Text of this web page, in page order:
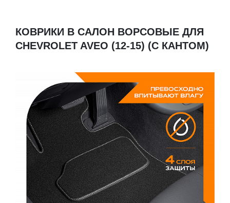
КОВРИКИ В САЛОН ВОРСОВЫЕ ДЛЯ
CHEVROLET AVEO (12-15) (С КАНТОМ)